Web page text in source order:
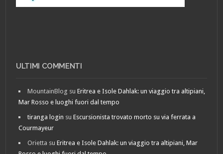
ULTIMI COMMENTI
MountainBlog suEritrea e Isole Dahlak: un viaggio tra altipiani,
Mar Rosso e luoghi fuori dal tempo
tiranga login suEscursionista trovato morto su via ferrata a
Courmayeur
Orietta suEritrea e Isole Dahlak: un viaggio tra altipiani, Mar